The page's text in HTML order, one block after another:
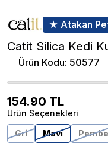
★ Atakan
Catit Silica Kedi
Ürün Kodu: 50577
154.90 TL
Ürün Seçenekleri
Gri
Mavi Pembe